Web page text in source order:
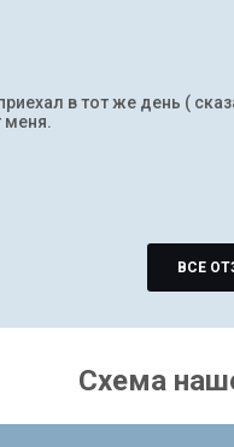
в тот же день (
меня.
ВСЕ
Схема